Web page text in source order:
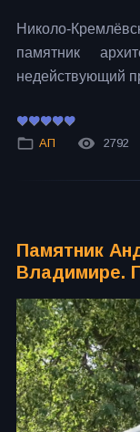
Николо-
памятник
недействующий
АП 2792
Памятник
Владимире.